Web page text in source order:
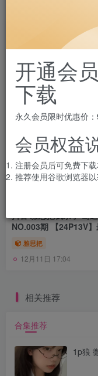
NO.003期 【24P13V
雅思把
12月11日 17:04
相关推荐
合集推荐
1p狼
开通会
下载
永久会员限时优惠价：
会员权益
注册会员后可免费下
推荐使用谷歌浏览器以